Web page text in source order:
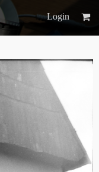
Login